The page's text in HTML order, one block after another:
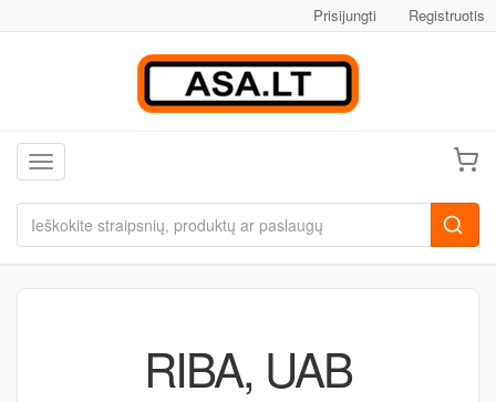
Prisijungti Registruotis
Toggle navigation
RIBA, UAB